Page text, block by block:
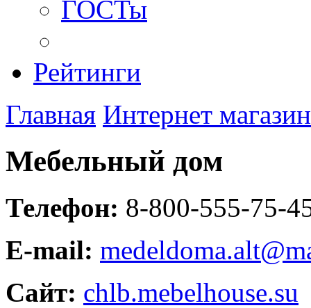
ГОСТы
Рейтинги
Главная Интернет
Мебельный дом
Телефон: 8-800-555-75-
E-mail:
Сайт: chlb.mebelhouse.su